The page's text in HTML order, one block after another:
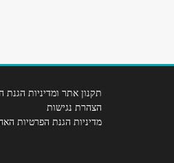
תקנון אתר ומדיניות הגנת
הצהרת נגישות
מדיניות הגנת הפרטיות